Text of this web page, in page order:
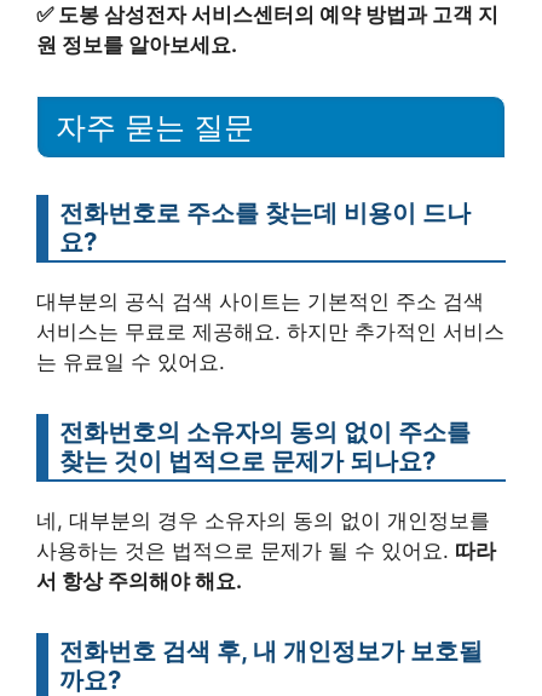
✅ 도봉 삼성전자 서비스센터의 예약 방법과 고객 지
원 정보를 알아보세요.
자주 묻는 질문
전화번호로 주소를 찾는데 비용이 드나
요?
대부분의 공식 검색 사이트는 기본적인 주소 검색
서비스는 무료로 제공해요. 하지만 추가적인 서비스
는 유료일 수 있어요.
전화번호의 소유자의 동의 없이 주소를
찾는 것이 법적으로 문제가 되나요?
네, 대부분의 경우 소유자의 동의 없이 개인정보를
사용하는 것은 법적으로 문제가 될 수 있어요. 따라
서 항상 주의해야 해요.
전화번호 검색 후, 내 개인정보가 보호될
까요?